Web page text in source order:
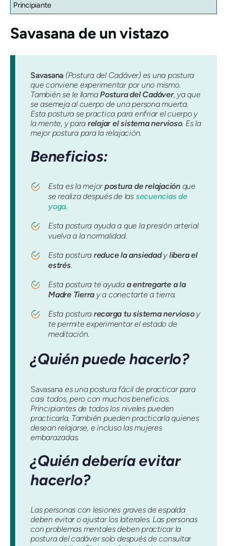
Principiante
Savasana de un vistazo
Savasana (Postura del Cadáver) es una postura
que conviene experimentar por uno mismo.
También se le llamaPostura del Cadáver, ya que
se asemeja al cuerpo de una persona muerta.
Esta postura se practica para enfriar el cuerpo y
la mente, y para relajar el sistema nervioso. Es la
mejor postura para la relajación.
Beneficios:
Esta es la mejorpostura de relajaciónque
se realiza después de las secuencias de
yoga.
Esta postura ayuda a que la presión arterial
vuelva a la normalidad.
Esta postura reduce la ansiedadylibera el
estrés.
Esta postura te ayuda a entregarte a la
Madre Tierra y a conectarte a tierra.
Esta postura recarga tu sistema nerviosoy
te permite experimentar el estado de
meditación.
¿Quién puede hacerlo?
Savasana es una postura fácil de practicar para
casi todos, pero con muchos beneficios.
Principiantes de todos los niveles pueden
practicarla. También pueden practicarla quienes
desean relajarse, e incluso las mujeres
embarazadas.
¿Quién debería evitar
hacerlo?
Las personas con lesiones graves de espalda
deben evitar o ajustar los laterales. Las personas
con problemas mentales deben practicar la
postura del cadáver solo después de consultar